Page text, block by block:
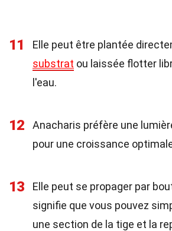
11
Elle peut être plantée
substrat ou laissée flotter
l'eau.
12
Anacharis préfère une
pour une croissance
13
Elle peut se propager par
signifie que vous pouvez
une section de la tige et la